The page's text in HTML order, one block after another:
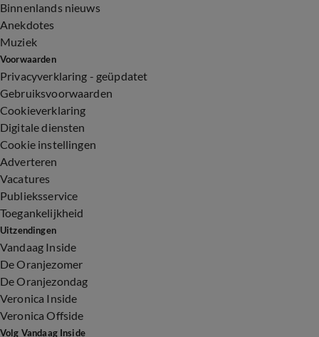
Binnenlands nieuws
Anekdotes
Muziek
Voorwaarden
Privacyverklaring - geüpdatet
Gebruiksvoorwaarden
Cookieverklaring
Digitale diensten
Cookie instellingen
Adverteren
Vacatures
Publieksservice
Toegankelijkheid
Uitzendingen
Vandaag Inside
De Oranjezomer
De Oranjezondag
Veronica Inside
Veronica Offside
Volg Vandaag Inside